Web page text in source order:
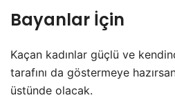
Bayanlar İçin
Kaçan kadınlar güçlü ve
tarafını da göstermeye
üstünde olacak.